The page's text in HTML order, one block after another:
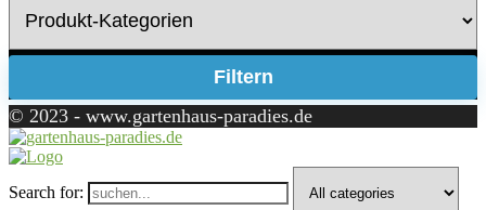
Filtern
© 2023 - www.gartenhaus-paradies.de
Search for: